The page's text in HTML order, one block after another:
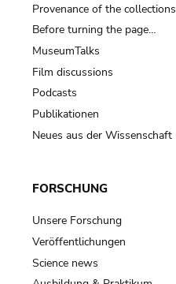
Provenance of the collections
Before turning the page…
MuseumTalks
Film discussions
Podcasts
Publikationen
Neues aus der Wissenschaft
FORSCHUNG
Unsere Forschung
Veröffentlichungen
Science news